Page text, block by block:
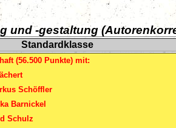
und -gestaltung
Standardklasse
(56.500 Punkte) mit:
Schöffler
Barnickel
Schulz